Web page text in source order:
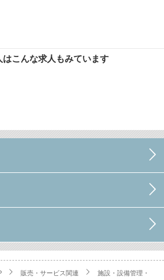
こんな求人もみています
販売・サービス関連
施設・設備管理・